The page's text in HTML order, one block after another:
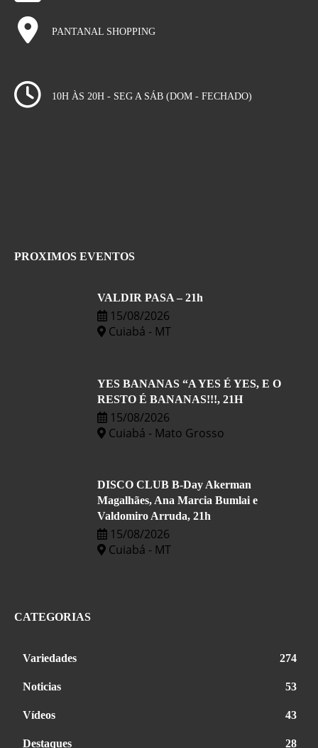
PANTANAL SHOPPING
10H ÀS 20H - SEG A SÁB (DOM - FECHADO)
PROXIMOS EVENTOS
VALDIR PASA – 21h
15/08/2026
Cuiabá - MT
YES BANANAS “A YES É YES, E O
RESTO É BANANAS!!!, 21H
15/08/2026
Cuiabá - Mato Grosso
DISCO CLUB B-Day Akerman
Magalhães, Ana Marcia Bumlai e
Valdomiro Arruda, 21h
15/08/2026
Cuiabá - MT
CATEGORIAS
Variedades 274
Noticias 53
Vídeos 43
Destaques 28